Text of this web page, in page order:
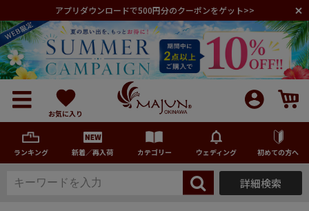
アプリダウンロードで500円分のクーポンをゲット>>
お気に入り
ランキング 新着／再入荷 カテゴリー ウェディング 初めての方へ
メンズ 詳細検索